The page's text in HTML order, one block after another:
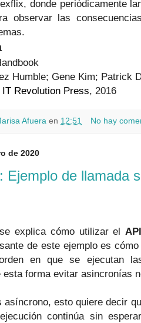
donde periódicamente
observar las
Humble; Gene Kim; Patrick
IT Revolution Press, 2016
Afuera en 12:51 No hay
de 2020
Ejemplo de llamada
explica cómo utilizar el
de este ejemplo es
en que se ejecutan
esta forma evitar asincronías
asíncrono, esto quiere decir
continúa sin